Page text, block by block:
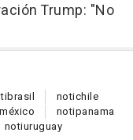
Trump: "No
brasil notichile
méxico notipanama
notiuruguay